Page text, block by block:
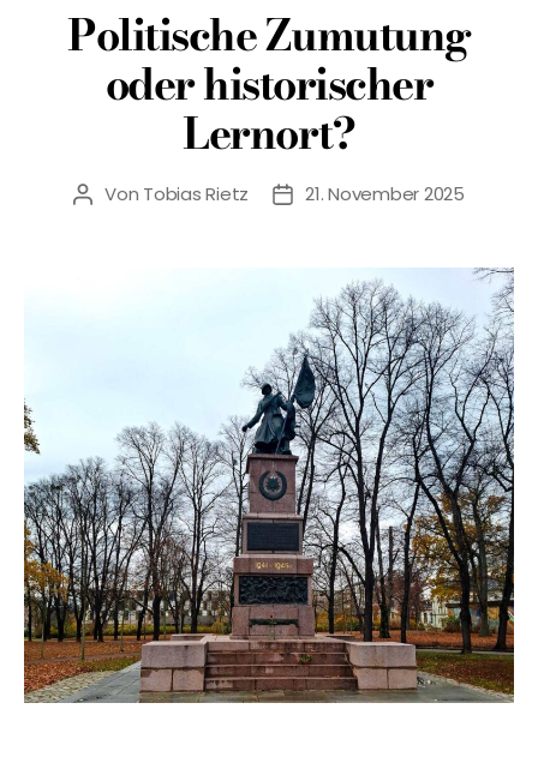
Politische Zumutung
oder historischer
Lernort?
Beitragsautor
Von Tobias Rietz Veröffentlichungsdatum
21. November 2025